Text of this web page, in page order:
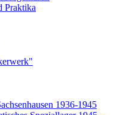
Praktika
1936-1945